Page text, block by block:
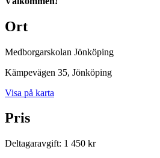
Ort
Medborgarskolan Jönköping
Kämpevägen 35, Jönköping
Visa på karta
Pris
Deltagaravgift: 1 450 kr